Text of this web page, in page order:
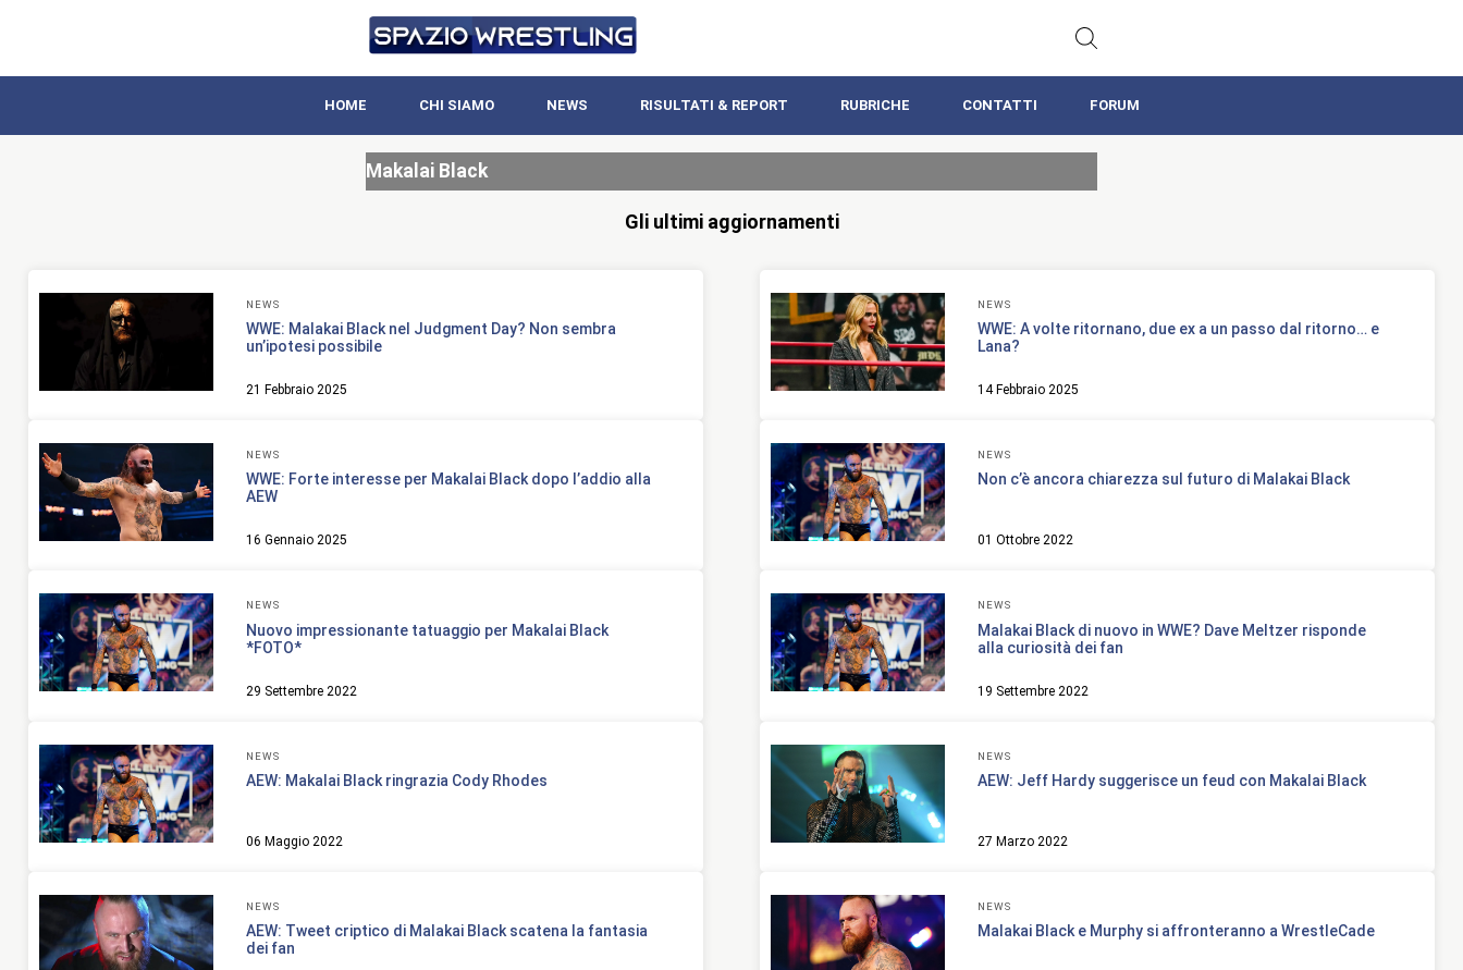
HOME CHI SIAMO NEWS RISULTATI & REPORT RUBRICHE CONTATTI FORUM
Makalai Black
Gli ultimi aggiornamenti
NEWS
WWE: Malakai Black nel Judgment Day? Non sembra
un’ipotesi possibile
21 Febbraio 2025
NEWS
WWE: A volte ritornano, due ex a un passo dal ritorno… e
Lana?
14 Febbraio 2025
NEWS
WWE: Forte interesse per Makalai Black dopo l’addio alla
AEW
16 Gennaio 2025
NEWS
Non c’è ancora chiarezza sul futuro di Malakai Black
01 Ottobre 2022
NEWS
Nuovo impressionante tatuaggio per Makalai Black
*FOTO*
29 Settembre 2022
NEWS
Malakai Black di nuovo in WWE? Dave Meltzer risponde
alla curiosità dei fan
19 Settembre 2022
NEWS
AEW: Makalai Black ringrazia Cody Rhodes
06 Maggio 2022
NEWS
AEW: Jeff Hardy suggerisce un feud con Makalai Black
27 Marzo 2022
NEWS
AEW: Tweet criptico di Malakai Black scatena la fantasia
dei fan
NEWS
Malakai Black e Murphy si affronteranno a WrestleCade